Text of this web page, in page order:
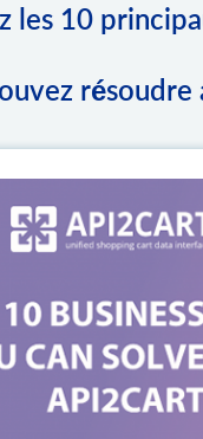
les 10
résoudre